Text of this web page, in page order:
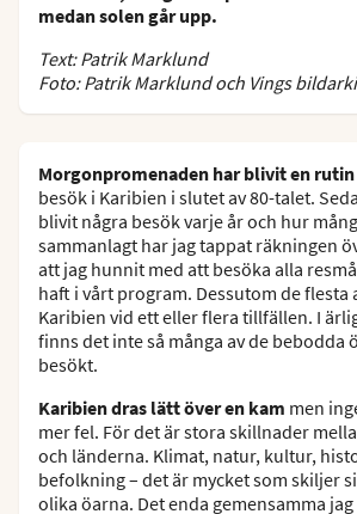
medan solen går upp.
Text: Patrik Marklund
Foto: Patrik Marklund och Vings
Morgonpromenaden har blivit en rutin
besök i Karibien i slutet av 80-talet.
blivit några besök varje år och hur
sammanlagt har jag tappat räkningen
att jag hunnit med att besöka alla
haft i vårt program. Dessutom de flesta
Karibien vid ett eller flera tillfällen. I
finns det inte så många av de bebodda
besökt.
Karibien dras lätt över en kam men
mer fel. För det är stora skillnader
och länderna. Klimat, natur, kultur,
befolkning – det är mycket som skiljer
olika öarna. Det enda gemensamma